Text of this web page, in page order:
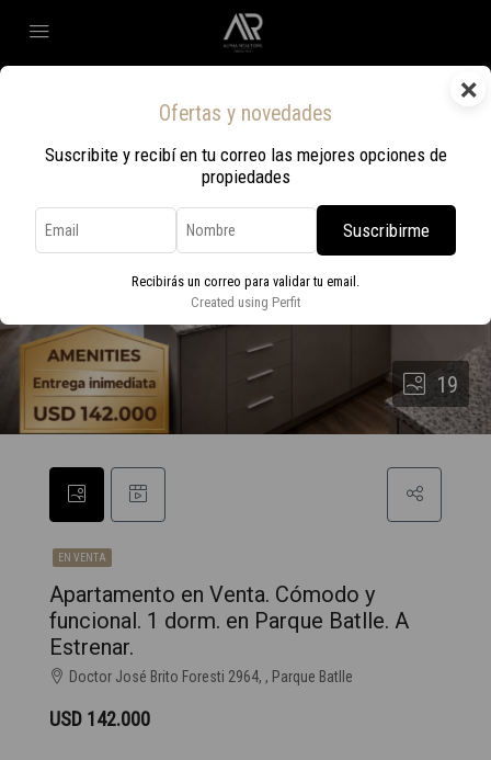
×
Ofertas y novedades
Suscribite y recibí en tu correo las mejores opciones de
propiedades
Suscribirme
Recibirás un correo para validar tu email.
Created using Perfit
19
EN VENTA
Apartamento en Venta. Cómodo y
funcional. 1 dorm. en Parque Batlle. A
Estrenar.
Doctor José Brito Foresti 2964, , Parque Batlle
USD 142.000